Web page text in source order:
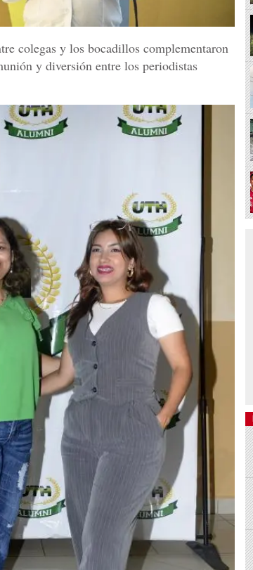
colegas y los bocadillos complementaron
y diversión entre los periodistas